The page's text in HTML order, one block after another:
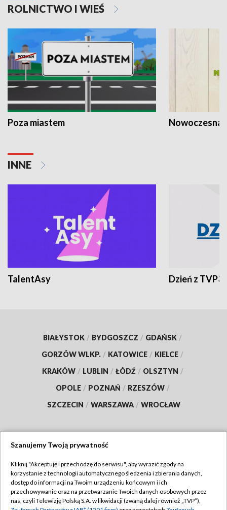
ROLNICTWO I WIEŚ
Poza miastem Nowoczesna
INNE
TalentAsy Dzień z TVP3
BIAŁYSTOK / BYDGOSZCZ / GDAŃSK /
GORZÓW WLKP. / KATOWICE / KIELCE /
KRAKÓW / LUBLIN / ŁÓDŹ / OLSZTYN /
OPOLE / POZNAŃ / RZESZÓW /
SZCZECIN / WARSZAWA / WROCŁAW
TVP
Abonament TVP
Regulamin TVP
Szanujemy Twoją prywatność
Kliknij "Akceptuję i przechodzę do serwisu", aby wyrazić zgody na
korzystanie z technologii automatycznego śledzenia i zbierania danych,
dostęp do informacji na Twoim urządzeniu końcowym i ich
przechowywanie oraz na przetwarzanie Twoich danych osobowych przez
nas, czyli Telewizję Polską S.A. w likwidacji (zwaną dalej również „TVP”),